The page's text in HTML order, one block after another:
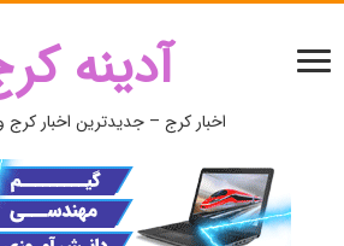
آدینه
اخبار کرج – جدیدترین اخبار کرج و